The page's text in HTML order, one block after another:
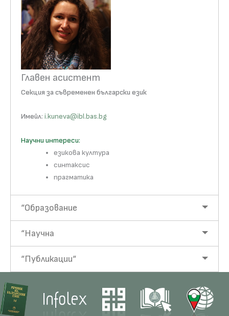
Главен асистент
Секция за съвременен български език
Имейл: i.kuneva@ibl.bas.bg
Научни интереси:
езикова култура
синтаксис
прагматика
“Образование
“Научна
“Публикации“